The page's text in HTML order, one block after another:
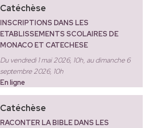
Catéchèse
INSCRIPTIONS DANS LES
ETABLISSEMENTS SCOLAIRES DE
MONACO ET CATECHESE
Du vendredi 1 mai 2026, 10h, au dimanche 6
septembre 2026, 10h
En ligne
Catéchèse
RACONTER LA BIBLE DANS LES